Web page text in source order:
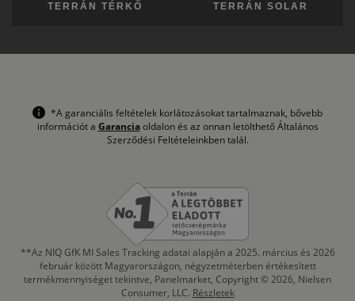
TERRÁN TÉRKŐ TERRÁN SOLAR
*A garanciális feltételek korlátozásokat tartalmaznak, bővebb
információt a Garanciaoldalon és az onnan letölthető Általános
Szerződési Feltételeinkben talál.
**Az NIQ GfK MI Sales Tracking adatai alapján a 2025. március és 2026
február között Magyarországon, négyzetméterben értékesített
termékmennyiséget tekintve, Panelmarket, Copyright © 2026, Nielsen
Consumer, LLC. Részletek